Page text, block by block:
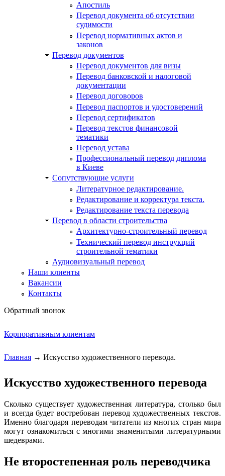
Апостиль
Перевод документа об отсутствии
судимости
Перевод нормативных актов и
законов
Перевод документов
Перевод документов для визы
Перевод банковской и налоговой
документации
Перевод договоров
Перевод паспортов и удостоверений
Перевод сертификатов
Перевод текстов финансовой
тематики
Перевод устава
Профессиональный перевод диплома
в Киеве
Сопутствующие услуги
Литературное редактирование.
Редактирование и корректура текста.
Редактирование текста перевода
Перевод в области строительства
Архитектурно-строительный перевод
Технический перевод инструкций
строительной тематики
Аудиовизуальный перевод
Наши клиенты
Вакансии
Контакты
Обратный звонок
Корпоративным клиентам
Главная → Искусство художественного перевода.
Искусство художественного перевода
Сколько существует художественная литература, столько был
и всегда будет востребован перевод художественных текстов.
Именно благодаря переводам читатели из многих стран мира
могут ознакомиться с многими знаменитыми литературными
шедеврами.
Не второстепенная роль переводчика